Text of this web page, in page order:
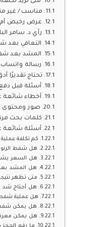
مناسب / غير
عرض رخيص أم
رأي د. سامر
التعافي بعد
المشد بعد
رسالة
تحتاج تقديرًا
أسئلة قبل
أخطاء شائعة
صور ومحتوى
كلمات بحث
أسئلة شائعة
كم تكلفة
هل شفط
هل السعر
هل المشد
متى تظهر
هل أحتاج شد
هل عملية شفط
هل يمكن شفط
هل يمكن